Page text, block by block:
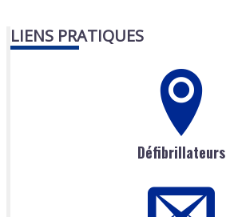
LIENS PRATIQUES
Défibrillateurs